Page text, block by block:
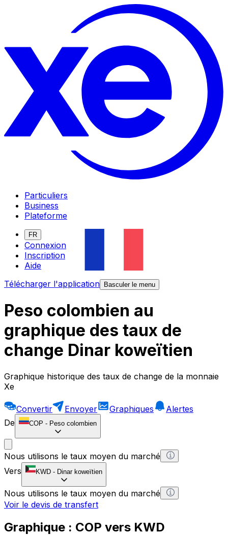
Particuliers
Business
Plateforme
FR
Connexion
Inscription
Aide
Télécharger l'application
Basculer le menu
Peso colombien au
graphique des taux de
change Dinar koweïtien
Graphique historique des taux de change de la monnaie
Xe
Convertir Envoyer Graphiques
Alertes
De
COP - Peso colombien
Nous utilisons le taux moyen du marché
Vers
KWD - Dinar koweïtien
Nous utilisons le taux moyen du marché
Voir le devis de transfert
Graphique : COP vers KWD